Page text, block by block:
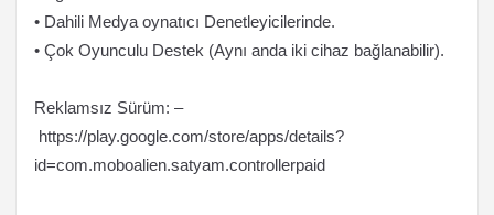
• Dahili Medya oynatıcı Denetleyicilerinde.
• Çok Oyunculu Destek (Aynı anda iki cihaz bağlanabilir).
Reklamsız Sürüm: –
https://play.google.com/store/apps/details?
id=com.moboalien.satyam.controllerpaid